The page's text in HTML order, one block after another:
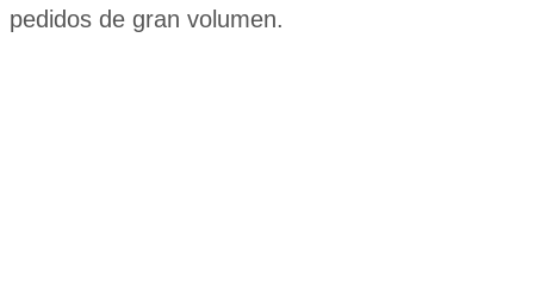
pedidos de gran volumen.